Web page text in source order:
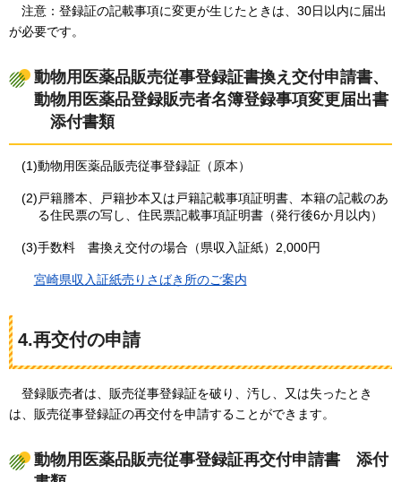
注意： 登録証の記載事項に変更が生じたときは、30日以内に届出
が必要です。
動物用医薬品販売従事登録証書換え交付申請書、
動物用医薬品登録販売者名簿登録事項変更届出書
添付書類
(1)動物用医薬品販売従事登録証（原本）
(2)戸籍謄本、戸籍抄本又は戸籍記載事項証明書、本籍の記載のあ
る住民票の写し、住民票記載事項証明書（発行後6か月以内）
(3)手数料 書換え交付の場合（県収入証紙）2,000円
宮崎県収入証紙売りさばき所のご案内
4.再交付の申請
登録販売者は 、販売従事登録証を破り、汚し、又は失ったとき
は、販売従事登録証の再交付を申請することができます。
動物用医薬品販売従事登録証再交付申請書 添付